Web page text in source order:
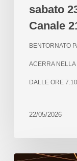
sabato
Canale
BENTORNATO
ACERRA NELLA
DALLE ORE
22/05/2026